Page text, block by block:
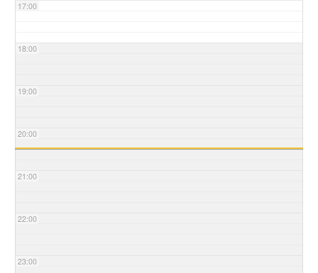
17:00
18:00
19:00
20:00
21:00
22:00
23:00